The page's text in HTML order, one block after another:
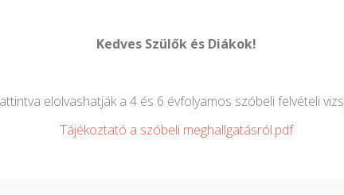
Kedves Szülők és Diákok!
elolvashatják a 4 és 6 évfolyamos szóbeli felvételi
Tájékoztató a szóbeli meghallgatásról.pdf